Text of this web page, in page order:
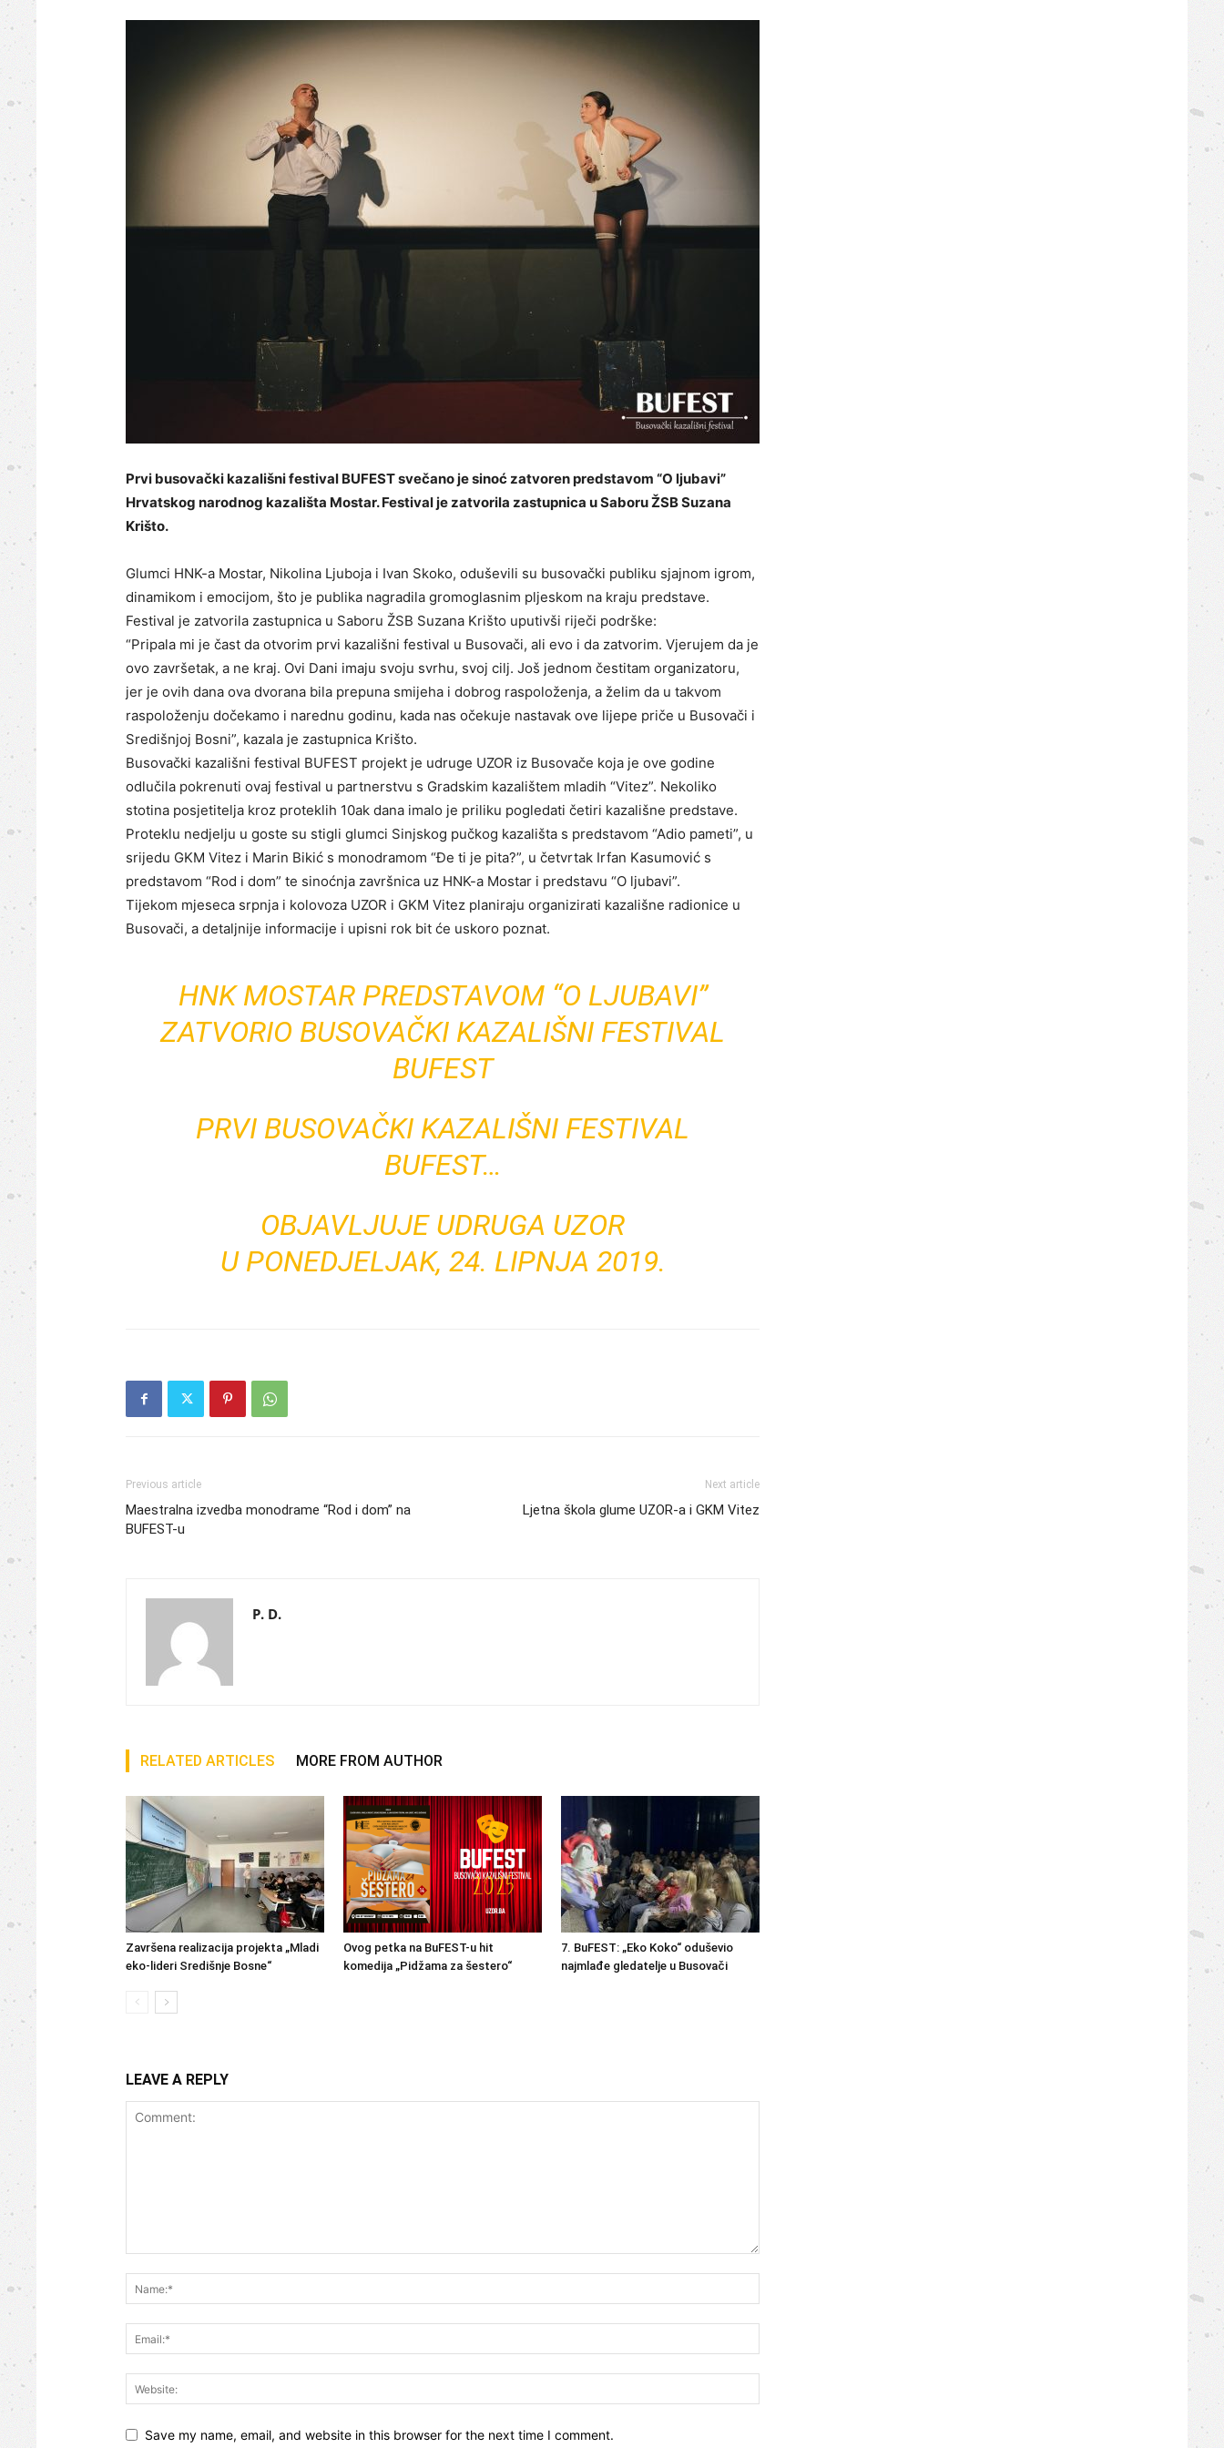
Busovača
Prvi busovački kazališni festival BUFEST svečano je sinoć zatvoren predstavom “O ljubavi”
Hrvatskog narodnog kazališta Mostar. Festival je zatvorila zastupnica u Saboru ŽSB Suzana
Krišto.
Glumci HNK-a Mostar, Nikolina Ljuboja i Ivan Skoko, oduševili su busovački publiku sjajnom igrom,
dinamikom i emocijom, što je publika nagradila gromoglasnim pljeskom na kraju predstave.
Festival je zatvorila zastupnica u Saboru ŽSB Suzana Krišto uputivši riječi podrške:
“Pripala mi je čast da otvorim prvi kazališni festival u Busovači, ali evo i da zatvorim. Vjerujem da je
ovo završetak, a ne kraj. Ovi Dani imaju svoju svrhu, svoj cilj. Još jednom čestitam organizatoru,
jer je ovih dana ova dvorana bila prepuna smijeha i dobrog raspoloženja, a želim da u takvom
raspoloženju dočekamo i narednu godinu, kada nas očekuje nastavak ove lijepe priče u Busovači i
Središnjoj Bosni”, kazala je zastupnica Krišto.
Busovački kazališni festival BUFEST projekt je udruge UZOR iz Busovače koja je ove godine
odlučila pokrenuti ovaj festival u partnerstvu s Gradskim kazalištem mladih “Vitez”. Nekoliko
stotina posjetitelja kroz proteklih 10ak dana imalo je priliku pogledati četiri kazališne predstave.
Proteklu nedjelju u goste su stigli glumci Sinjskog pučkog kazališta s predstavom “Adio pameti”, u
srijedu GKM Vitez i Marin Bikić s monodramom “Đe ti je pita?”, u četvrtak Irfan Kasumović s
predstavom “Rod i dom” te sinoćnja završnica uz HNK-a Mostar i predstavu “O ljubavi”.
Tijekom mjeseca srpnja i kolovoza UZOR i GKM Vitez planiraju organizirati kazališne radionice u
Busovači, a detaljnije informacije i upisni rok bit će uskoro poznat.
HNK MOSTAR PREDSTAVOM “O LJUBAVI”
ZATVORIO BUSOVAČKI KAZALIŠNI FESTIVAL
BUFEST
PRVI BUSOVAČKI KAZALIŠNI FESTIVAL
BUFEST…
OBJAVLJUJE UDRUGA UZOR
U PONEDJELJAK, 24. LIPNJA 2019.
Previous article
Maestralna izvedba monodrame “Rod i dom” na
BUFEST-u
Next article
Ljetna škola glume UZOR-a i GKM Vitez
P. D.
RELATED ARTICLES MORE FROM AUTHOR
Završena realizacija projekta „Mladi
eko-lideri Središnje Bosne“
Ovog petka na BuFEST-u hit
komedija „Pidžama za šestero“
7. BuFEST: „Eko Koko“ oduševio
najmlađe gledatelje u Busovači
LEAVE A REPLY
Save my name, email, and website in this browser for the next time I comment.